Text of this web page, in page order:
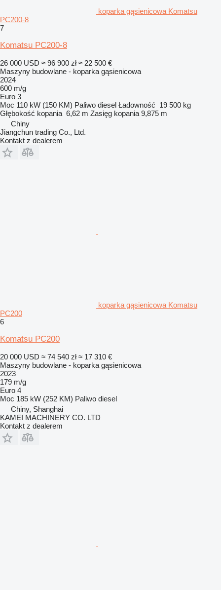
koparka gąsienicowa Komatsu
PC200-8
7
Komatsu PC200-8
26 000 USD ≈ 96 900 zł ≈ 22 500 €
Maszyny budowlane - koparka gąsienicowa
2024
600 m/g
Euro 3
Moc 110 kW (150 KM) Paliwo diesel Ładowność 19 500 kg
Głębokość kopania 6,62 m Zasięg kopania 9,875 m
Chiny
Jiangchun trading Co., Ltd.
Kontakt z dealerem
koparka gąsienicowa Komatsu
PC200
6
Komatsu PC200
20 000 USD ≈ 74 540 zł ≈ 17 310 €
Maszyny budowlane - koparka gąsienicowa
2023
179 m/g
Euro 4
Moc 185 kW (252 KM) Paliwo diesel
Chiny, Shanghai
KAMEI MACHINERY CO. LTD
Kontakt z dealerem